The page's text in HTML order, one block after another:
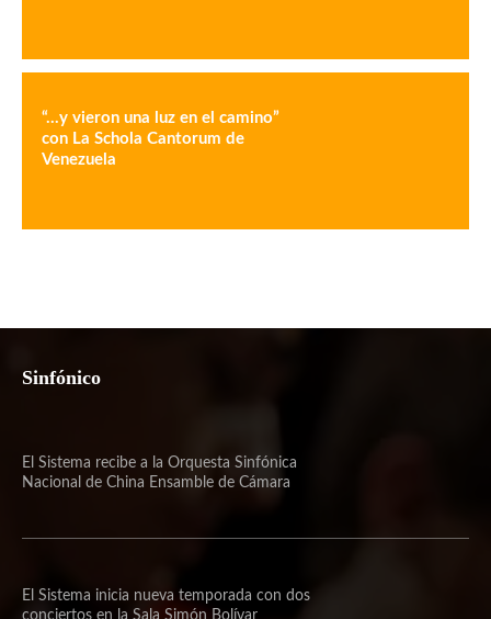
“…y vieron una luz en el camino”
con La Schola Cantorum de
Venezuela
Sinfónico
El Sistema recibe a la Orquesta Sinfónica
Nacional de China Ensamble de Cámara
El Sistema inicia nueva temporada con dos
conciertos en la Sala Simón Bolívar